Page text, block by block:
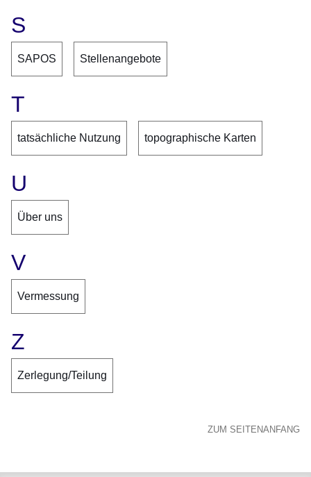
S
SAPOS Stellenangebote
T
tatsächliche Nutzung topographische Karten
U
Über uns
V
Vermessung
Z
Zerlegung/Teilung
ZUM SEITENANFANG